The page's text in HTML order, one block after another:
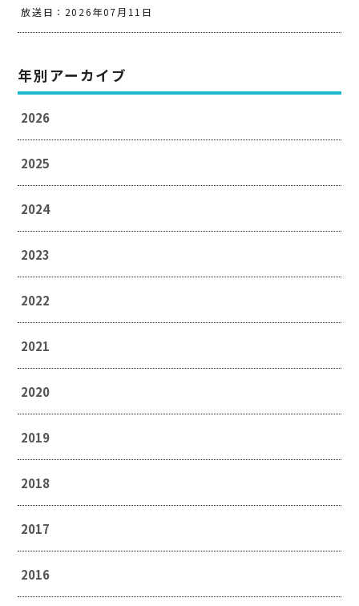
放送日：2026年07月11日
年別アーカイブ
2026
2025
2024
2023
2022
2021
2020
2019
2018
2017
2016